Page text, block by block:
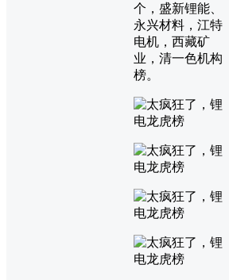
个，盛新锂能、
永兴材料，江特
电机，西藏矿
业，清一色机构
榜。